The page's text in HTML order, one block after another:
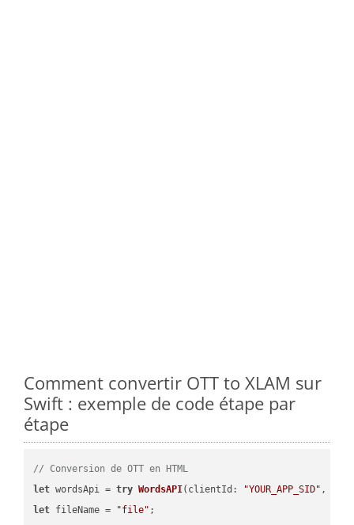
Comment convertir OTT to XLAM sur
Swift : exemple de code étape par
étape
// Conversion de OTT en HTML
let wordsApi = try WordsAPI( clientId: "YOUR_APP_SID" ,
let fileName = "file" ;